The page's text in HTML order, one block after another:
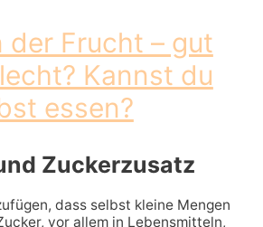
der Frucht – gut
Kannst du
essen?
Zuckerzusatz
dass selbst kleine Mengen
vor allem in Lebensmitteln,